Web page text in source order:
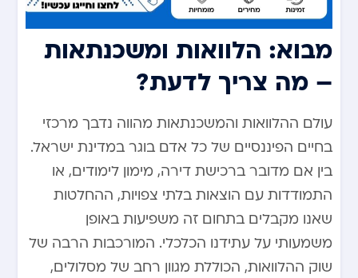
מבוא: הלוואות ומשכנתאות
– מה צריך לדעת?
עולם ההלוואות והמשכנתאות מהווה נדבך מרכזי
בחיים הפיננסיים של כל אדם בוגר במדינת ישראל.
בין אם מדובר ברכישת דירה, מימון לימודים, או
התמודדות עם הוצאות בלתי צפויות, ההחלטות
שאנו מקבלים בתחום זה משפיעות באופן
משמעותי על עתידנו הכלכלי. המורכבות הרבה של
שוק ההלוואות, הכוללת מגוון רחב של מסלולים,